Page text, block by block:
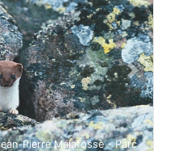
Pierre Malafosse - Parc
Next